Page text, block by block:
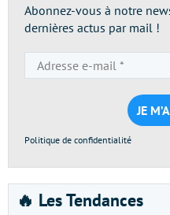
Abonnez-vous à notre
dernières actus par mail !
Politique de confidentialité
🔥 Les Tendances